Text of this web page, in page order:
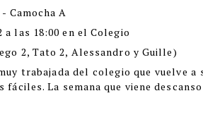
Camocha A
a las 18:00 en el Colegio
2, Tato 2, Alessandro y Guille)
trabajada del colegio que vuelve a
fáciles. La semana que viene